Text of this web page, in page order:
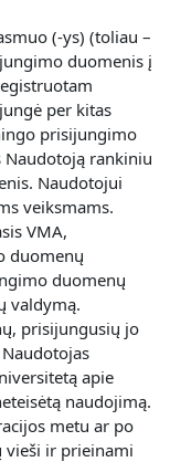
(-ys) (toliau –
duomenis į
per kitas
prisijungimo
rankiniu
Naudotojui
veiksmams.
VMA,
duomenų
duomenų
valdymą.
prisijungusių jo
apie
naudojimą.
metu ar po
vieši ir prieinami